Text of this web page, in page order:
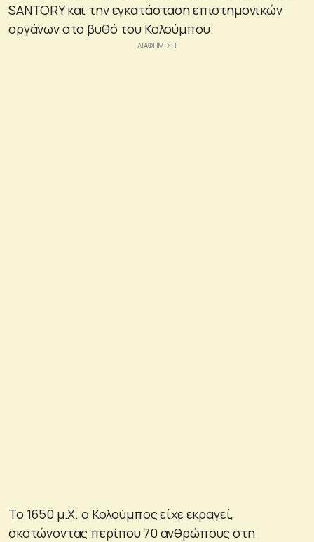
SANTORY και την εγκατάσταση επιστημονικών
οργάνων στο βυθό του Κολούμπου.
Το 1650 μ.Χ. ο Κολούμπος είχε εκραγεί,
σκοτώνοντας περίπου 70 ανθρώπους στη